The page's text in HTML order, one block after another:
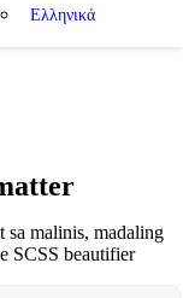
Ελληνικά
sa malinis, madaling
SCSS beautifier